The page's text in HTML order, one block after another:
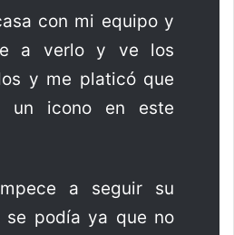
con mi equipo y
a verlo y ve los
y me platicó que
un icono en este
a seguir su
se podía ya que no